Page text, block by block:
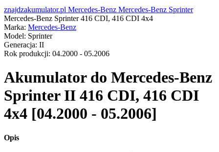
znajdzakumulator.pl Mercedes-Benz Mercedes-Benz Sprinter
Mercedes-Benz Sprinter 416 CDI, 416 CDI 4x4
Marka: Mercedes-Benz
Model: Sprinter
Generacja: II
Rok produkcji: 04.2000 - 05.2006
Akumulator do Mercedes-Benz
Sprinter II 416 CDI, 416 CDI
4x4 [04.2000 - 05.2006]
Opis